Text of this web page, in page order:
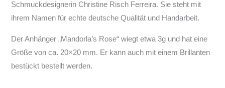
Schmuckdesignerin Christine Risch Ferreira. Sie steht mit
ihrem Namen für echte deutsche Qualität und Handarbeit.
Der Anhänger „Mandorla’s Rose“ wiegt etwa 3g und hat eine
Größe von ca. 20×20 mm. Er kann auch mit einem Brillanten
bestückt bestellt werden.